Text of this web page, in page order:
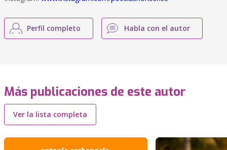
Perfil completo Habla con el autor
Más publicaciones de este autor
Ver la lista completa